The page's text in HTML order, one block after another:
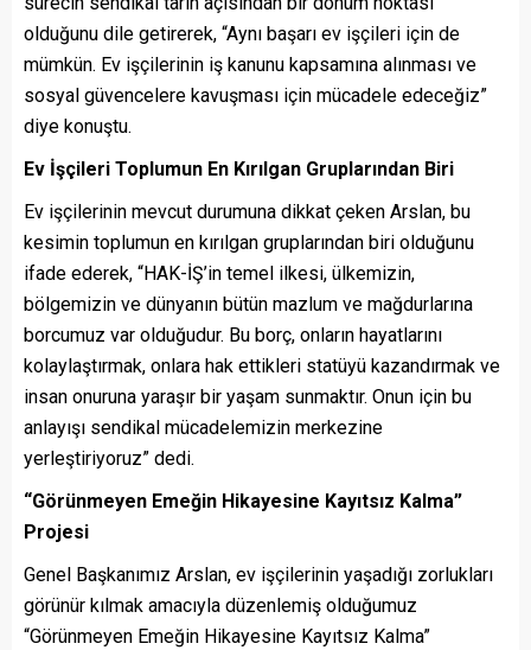
olduğunu dile getirerek, “Aynı başarı ev işçileri için de
mümkün. Ev işçilerinin iş kanunu kapsamına alınması ve
sosyal güvencelere kavuşması için mücadele edeceğiz”
diye konuştu.
Ev İşçileri Toplumun En Kırılgan Gruplarından Biri
Ev işçilerinin mevcut durumuna dikkat çeken Arslan, bu
kesimin toplumun en kırılgan gruplarından biri olduğunu
ifade ederek, “HAK-İŞ’in temel ilkesi, ülkemizin,
bölgemizin ve dünyanın bütün mazlum ve mağdurlarına
borcumuz var olduğudur. Bu borç, onların hayatlarını
kolaylaştırmak, onlara hak ettikleri statüyü kazandırmak ve
insan onuruna yaraşır bir yaşam sunmaktır. Onun için bu
anlayışı sendikal mücadelemizin merkezine
yerleştiriyoruz” dedi.
“Görünmeyen Emeğin Hikayesine Kayıtsız Kalma”
Projesi
Genel Başkanımız Arslan, ev işçilerinin yaşadığı zorlukları
görünür kılmak amacıyla düzenlemiş olduğumuz
“Görünmeyen Emeğin Hikayesine Kayıtsız Kalma”